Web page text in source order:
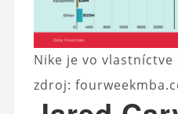
Nike je vo
zdroj: